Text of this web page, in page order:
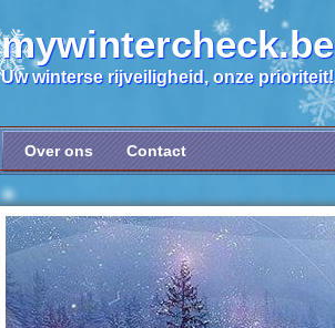
mywintercheck.be
Uw winterse rijveiligheid, onze prioriteit!
Over ons Contact